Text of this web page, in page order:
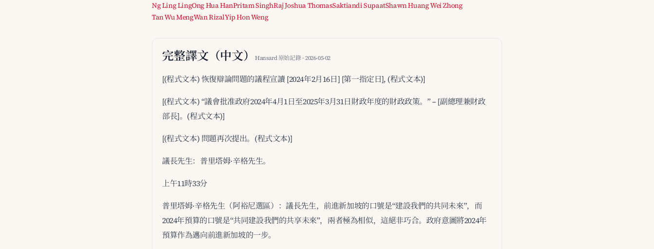
Ng Ling LingOng Hua HanPritam SinghRaj Joshua ThomasSaktiandi SupaatShawn Huang Wei Zhong
Tan Wu MengWan RizalYip Hon Weng
完整譯文（中文）Hansard 原始記錄 · 2026-05-02
[(程式文本) 恢復辯論問題的議程宣讀 [2024年2月16日] [第一指定日], (程式文本)]
[(程式文本) “議會批准政府2024年4月1日至2025年3月31日財政年度的財政政策。” – [副總理兼財政
部長]。(程式文本)]
[(程式文本) 問題再次提出。(程式文本)]
議長先生：普里塔姆·辛格先生。
上午11時33分
普里塔姆·辛格先生（阿裕尼選區）：議長先生，前進新加坡的口號是“建設我們的共同未來”，而
2024年預算的口號是“共同建設我們的共享未來”，兩者極為相似，這絕非巧合。政府意圖將2024年
預算作為邁向前進新加坡的一步。